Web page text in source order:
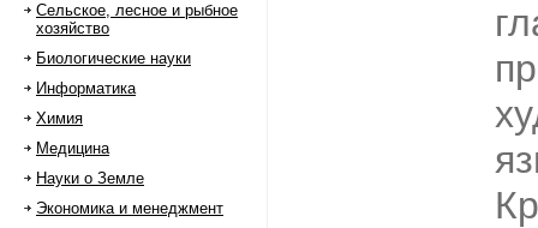
Сельское, лесное и рыбное
хозяйство
Биологические науки
Информатика
Химия
Медицина
Науки о Земле
Экономика и менеджмент